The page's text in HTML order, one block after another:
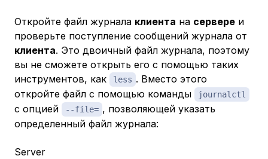
Откройте файл журнала клиента на сервере и
проверьте поступление сообщений журнала от
клиента. Это двоичный файл журнала, поэтому
вы не сможете открыть его с помощью таких
инструментов, как
less . Вместо этого
откройте файл с помощью команды
journalctl
с опцией --file= , позволяющей указать
определенный файл журнала:
Server